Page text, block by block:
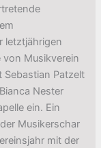
letztjährigen
Musikverein
Patzelt
Nester
ein. Ein
Musikerschar
mit der